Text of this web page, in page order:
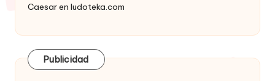
Caesaren ludoteka.com
Publicidad